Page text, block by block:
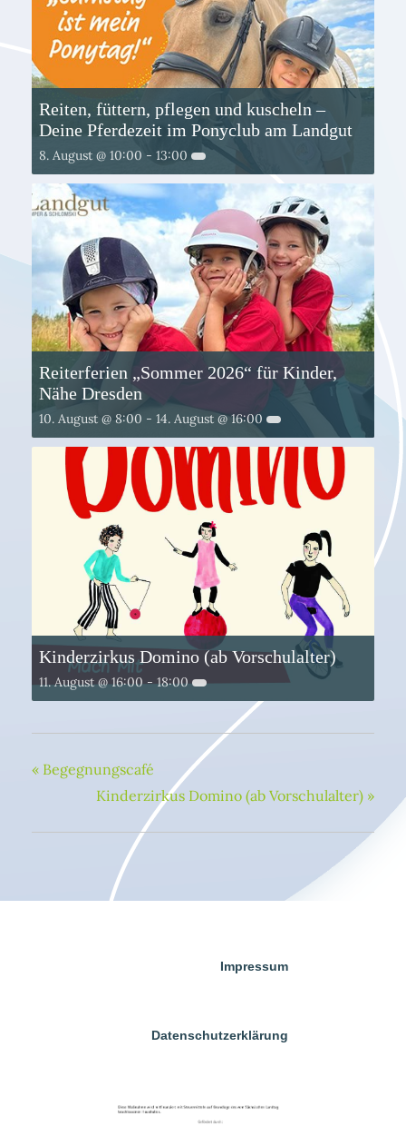
Reiten, füttern, pflegen und kuscheln –
Deine Pferdezeit im Ponyclub am Landgut
8. August @ 10:00 - 13:00
Reiterferien „Sommer 2026“ für Kinder,
Nähe Dresden
10. August @ 8:00 - 14. August @ 16:00
Kinderzirkus Domino (ab Vorschulalter)
11. August @ 16:00-18:00
« Begegnungscafé
Kinderzirkus Domino (ab Vorschulalter) »
Impressum
Datenschutzerklärung